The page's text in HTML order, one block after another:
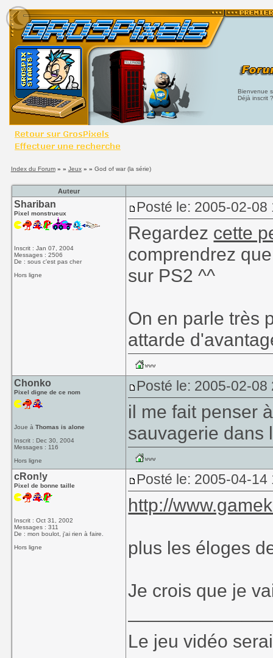
Bienvenue
Déjà inscrit
Index du Forum» » Jeux» » God of war (la série)
Auteur
Shariban
Pixel monstrueux
Inscrit : Jan 07, 2004
Messages : 2506
De : sous c'est pas cher
Hors ligne
Posté le: 2005-02-08
Regardez cette
comprendrez
sur PS2 ^^
On en parle très
attarde
Chonko
Pixel digne de ce nom
Joue àThomas is alone
Inscrit : Dec 30, 2004
Messages : 116
Hors ligne
Posté le: 2005-02-08
il me fait penser
sauvagerie dans
cRon!y
Pixel de bonne taille
Inscrit : Oct 31, 2002
Messages : 311
De : mon boulot, j'ai rien à faire.
Hors ligne
Posté le: 2005-04-14
http://
plus les éloges
Je crois que je
Le jeu vidéo